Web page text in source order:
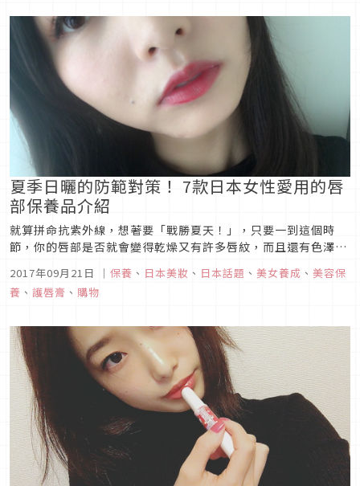
夏季日曬的防範對策！ 7款日本女性愛用的唇
部保養品介紹
就算拼命抗紫外線，想著要「戰勝夏天！」，只要一到這個時
節，你的唇部是否就會變得乾燥又有許多唇紋，而且還有色澤暗
有做肌膚保養，也常常忽略了唇部的部分。讓我們將乾燥的雙唇
在惡化之前，回復到氣色紅潤又Q彈的狀態吧。
2017年09月21日 ｜ 保養 、 日本美妝 、 日本話題 、 美女養成 、 美容保
養 、 護唇膏 、 購物